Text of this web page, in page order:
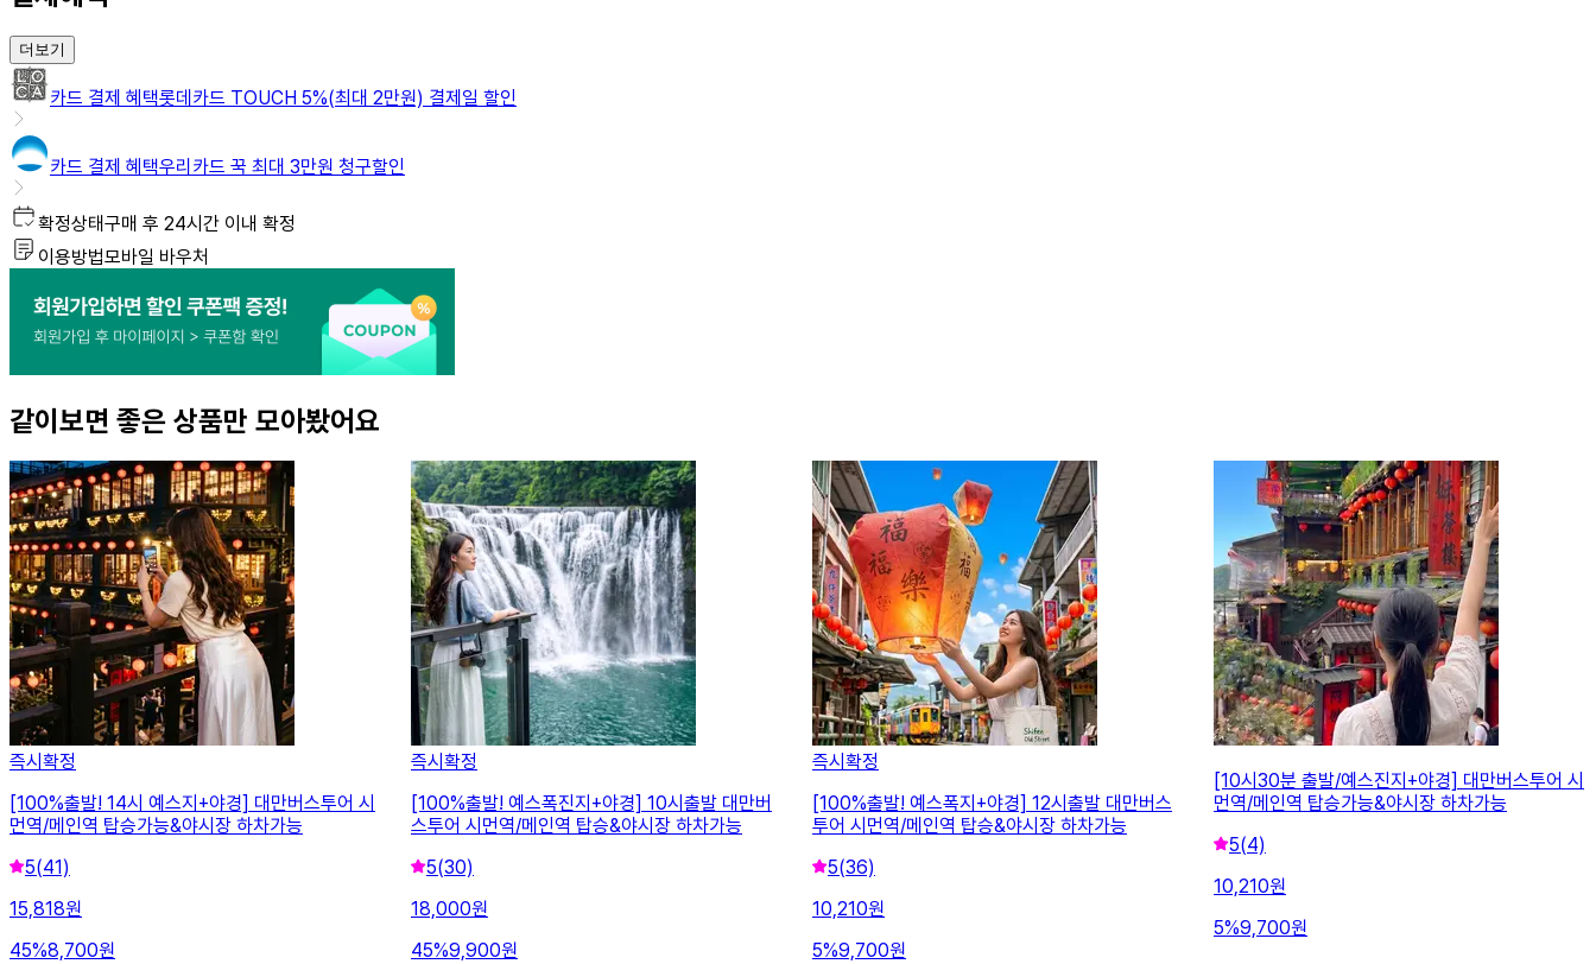
더보기
카드 결제 혜택롯데카드 TOUCH 5%(최대 2만원) 결제일 할인
카드 결제 혜택우리카드 꾹 최대 3만원 청구할인
상
품
확정상태구매 후 24시간 이내 확정
이용방법모바일 바우처
같이보면 좋은 상품만 모아봤어요
즉시확정
[100%출발! 14시 예스지+야경] 대만버스투어 시
먼역/메인역 탑승가능&야시장 하차가능
5(41)
15,818원
45%8,700원
즉시확정
[100%출발! 예스폭진지+야경] 10시출발 대만버
스투어 시먼역/메인역 탑승&야시장 하차가능
5(30)
18,000원
45%9,900원
즉시확정
[100%출발! 예스폭지+야경] 12시출발 대만버스
투어 시먼역/메인역 탑승&야시장 하차가능
5(36)
10,210원
5%9,700원
[10시30분 출발/예스진지+야경] 대만버스투어 시
먼역/메인역 탑승가능&야시장 하차가능
5(4)
10,210원
5%9,700원